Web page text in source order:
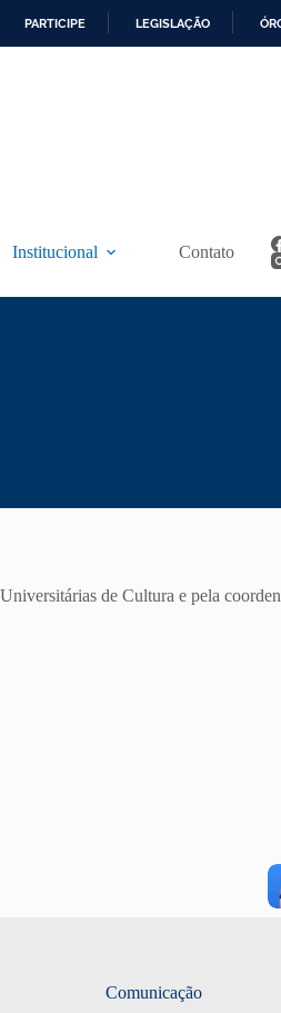
PARTICIPE LEGISLAÇÃO
Institucional Contato
de Cultura e pela
Comunicação